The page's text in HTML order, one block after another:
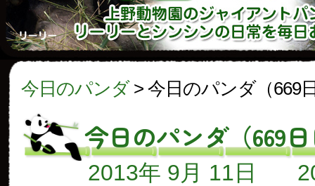
今日のパンダ> 今日のパンダ（669
今日のパンダ（669
2013年 9月 11日